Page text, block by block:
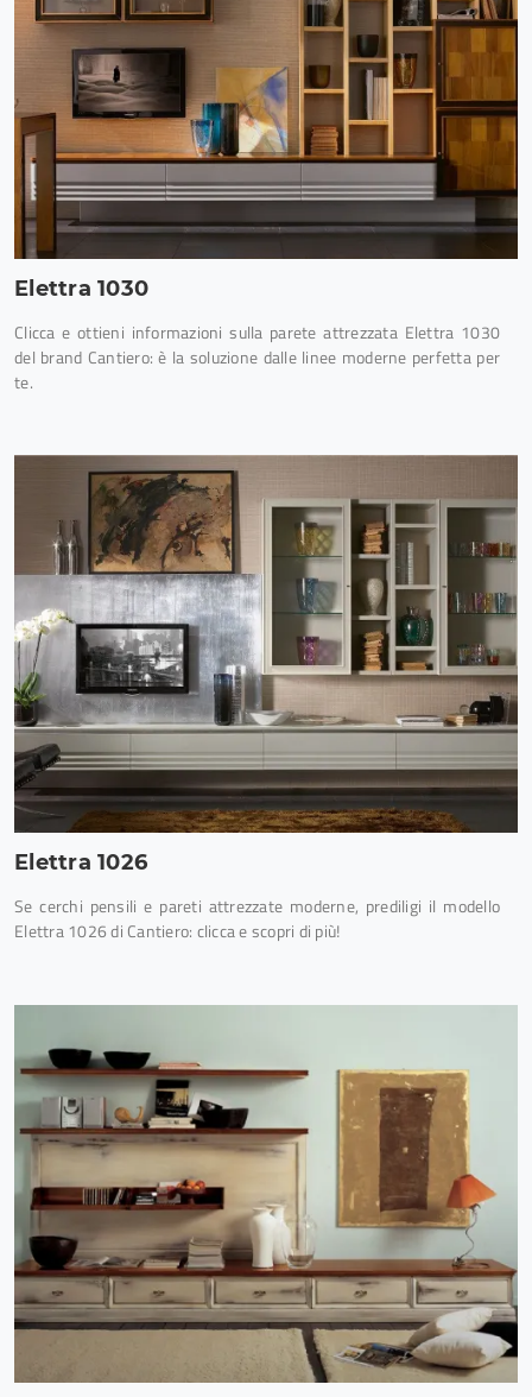
Elettra 1030
Clicca e ottieni informazioni sulla parete attrezzata Elettra 1030
del brand Cantiero: è la soluzione dalle linee moderne perfetta per
te.
Elettra 1026
Se cerchi pensili e pareti attrezzate moderne, prediligi il modello
Elettra 1026 di Cantiero: clicca e scopri di più!